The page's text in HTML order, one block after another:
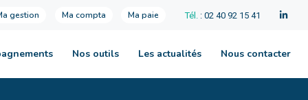
gestion Ma compta Ma paie Tél. : 02 40 92 15 41
Nos outils Les actualités Nous contacter